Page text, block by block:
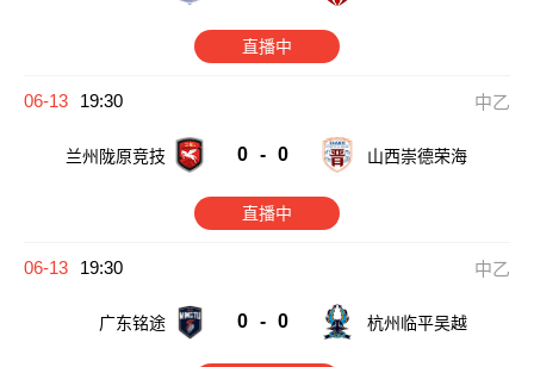
直播中
06-13 19:30 中乙
兰州陇原竞技 0 - 0 山西崇德荣海
直播中
06-13 19:30 中乙
广东铭途 0 - 0 杭州临平吴越